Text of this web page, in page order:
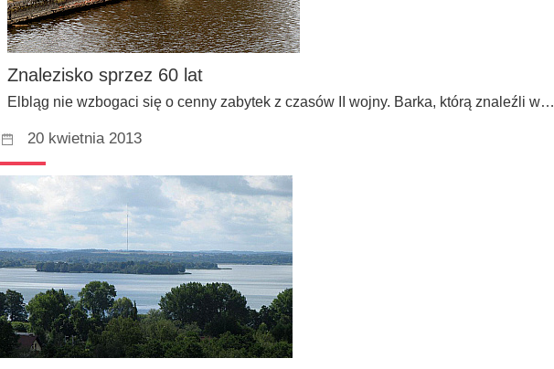
Znalezisko sprzez 60 lat
Elbląg nie wzbogaci się o cenny zabytek z czasów II wojny. Barka, którą znaleźli w…
20 kwietnia 2013